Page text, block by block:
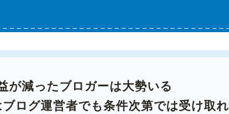
が減ったブロガーは大勢いる
ブログ運営者でも条件次第では受け取れ